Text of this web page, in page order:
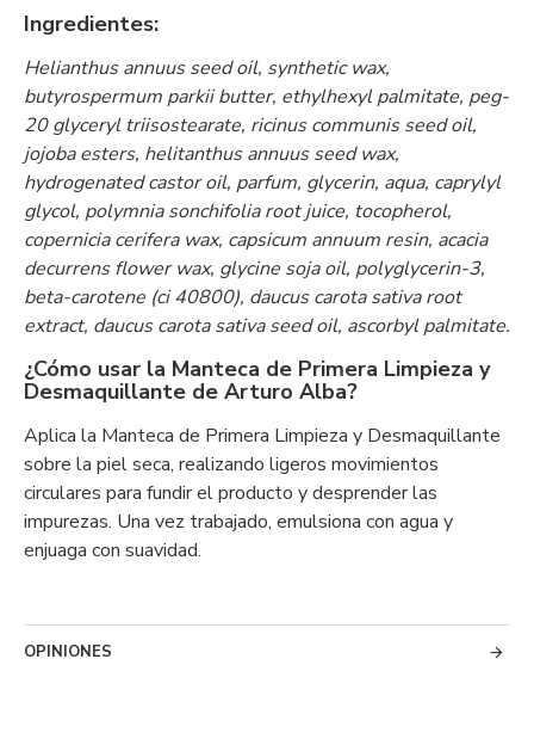
Ingredientes:
Helianthus annuus seed oil, synthetic wax,
butyrospermum parkii butter, ethylhexyl palmitate, peg-
20 glyceryl triisostearate, ricinus communis seed oil,
jojoba esters, helitanthus annuus seed wax,
hydrogenated castor oil, parfum, glycerin, aqua, caprylyl
glycol, polymnia sonchifolia root juice, tocopherol,
copernicia cerifera wax, capsicum annuum resin, acacia
decurrens flower wax, glycine soja oil, polyglycerin-3,
beta-carotene (ci 40800), daucus carota sativa root
extract, daucus carota sativa seed oil, ascorbyl palmitate.
¿Cómo usar la Manteca de Primera Limpieza y
Desmaquillante de Arturo Alba?
Aplica la Manteca de Primera Limpieza y Desmaquillante
sobre la piel seca, realizando ligeros movimientos
circulares para fundir el producto y desprender las
impurezas. Una vez trabajado, emulsiona con agua y
enjuaga con suavidad.
OPINIONES